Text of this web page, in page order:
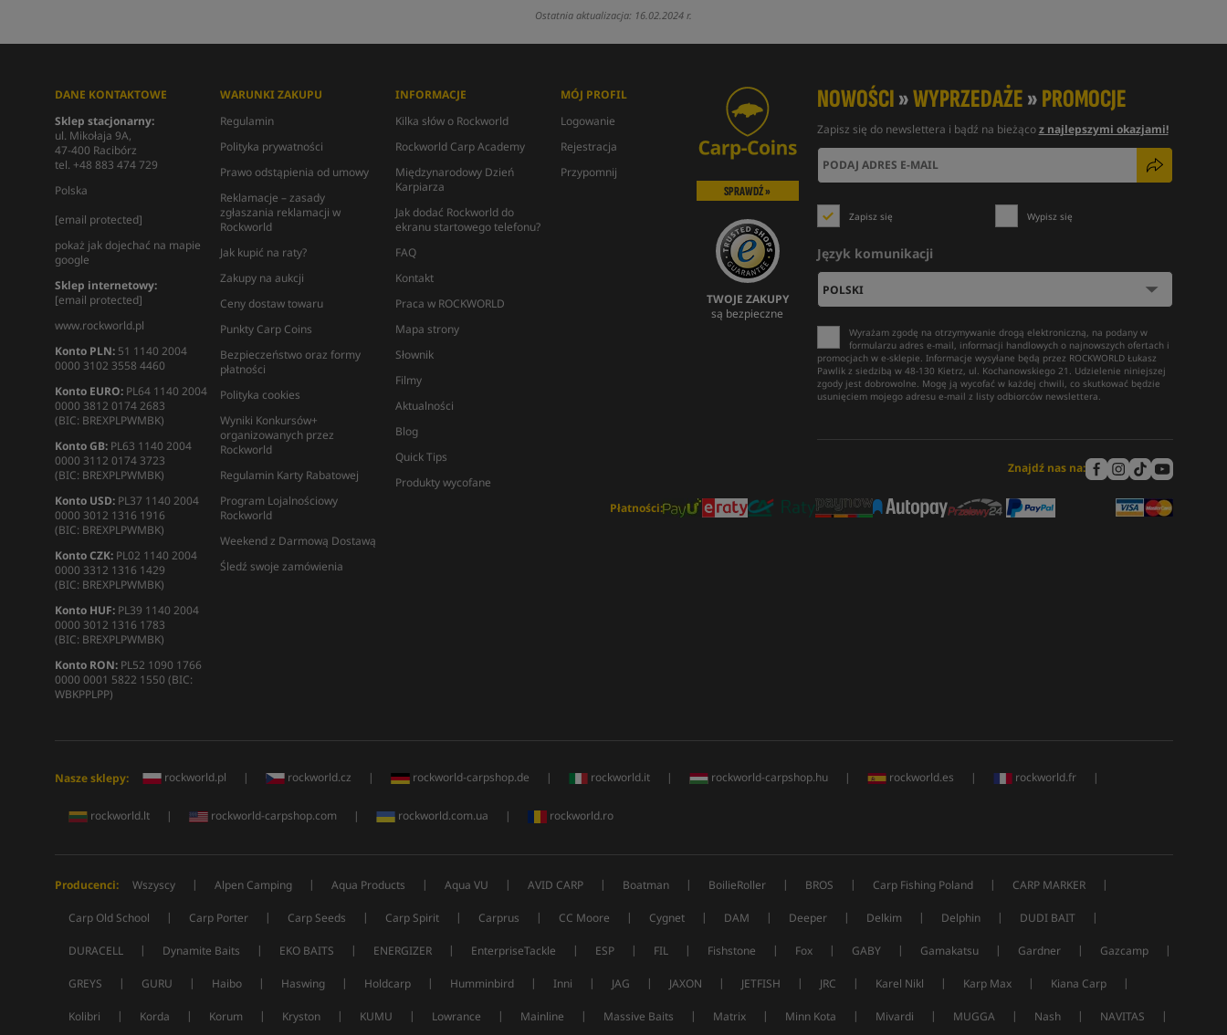
Ostatnia aktualizacja: 16.02.2024 r.
NOWOŚCI»WYPRZEDAŻE»PROMOCJE
Zapisz się do newslettera i bądź na bieżącoz najlepszymi okazjami!
Zapisz się Wypisz się
Język komunikacji
Wyrażam zgodę na otrzymywanie drogą elektroniczną, na podany w
formularzu adres e-mail, informacji handlowych o najnowszych ofertach i
promocjach w e-sklepie. Informacje wysyłane będą przez ROCKWORLD Łukasz
Pawlik z siedzibą w 48-130 Kietrz, ul. Kochanowskiego 21. Udzielenie niniejszej
zgody jest dobrowolne. Mogę ją wycofać w każdej chwili, co skutkować będzie
usunięciem mojego adresu e-mail z listy odbiorców newslettera.
Znajdź nas na:
Płatności:
DANE KONTAKTOWE
Sklep stacjonarny:
ul. Mikołaja 9A,
47-400 Racibórz
tel. +48 883 474 729
Polska
[email protected]
pokaż jak dojechać na mapie
google
Sklep internetowy:
[email protected]
www.rockworld.pl
Konto PLN:51 1140 2004
0000 3102 3558 4460
Konto EURO:PL64 1140 2004
0000 3812 0174 2683
(BIC: BREXPLPWMBK)
Konto GB:PL63 1140 2004
0000 3112 0174 3723
(BIC: BREXPLPWMBK)
Konto USD:PL37 1140 2004
0000 3012 1316 1916
(BIC: BREXPLPWMBK)
Konto CZK:PL02 1140 2004
0000 3312 1316 1429
(BIC: BREXPLPWMBK)
Konto HUF:PL39 1140 2004
0000 3012 1316 1783
(BIC: BREXPLPWMBK)
Konto RON:PL52 1090 1766
0000 0001 5822 1550 (BIC:
WBKPPLPP)
WARUNKI ZAKUPU
Regulamin
Polityka prywatności
Prawo odstąpienia od umowy
Reklamacje – zasady
zgłaszania reklamacji w
Rockworld
Jak kupić na raty?
Zakupy na aukcji
Ceny dostaw towaru
Punkty Carp Coins
Bezpieczeństwo oraz formy
płatności
Polityka cookies
Wyniki Konkursów+
organizowanych przez
Rockworld
Regulamin Karty Rabatowej
Program Lojalnościowy
Rockworld
Weekend z Darmową Dostawą
Śledź swoje zamówienia
INFORMACJE
Kilka słów o Rockworld
Rockworld Carp Academy
Międzynarodowy Dzień
Karpiarza
Jak dodać Rockworld do
ekranu startowego telefonu?
FAQ
Kontakt
Praca w ROCKWORLD
Mapa strony
Słownik
Filmy
Aktualności
Blog
Quick Tips
Produkty wycofane
MÓJ PROFIL
Logowanie
Rejestracja
Przypomnij
SPRAWDŹ »
TWOJE ZAKUPY
są bezpieczne
Nasze sklepy: rockworld.pl | rockworld.cz | rockworld-carpshop.de | rockworld.it | rockworld-carpshop.hu | rockworld.es | rockworld.fr |
rockworld.lt | rockworld-carpshop.com | rockworld.com.ua | rockworld.ro
Producenci: Wszyscy | Alpen Camping | Aqua Products | Aqua VU | AVID CARP | Boatman | BoilieRoller | BROS | Carp Fishing Poland | CARP MARKER |
Carp Old School | Carp Porter | Carp Seeds | Carp Spirit | Carprus | CC Moore | Cygnet | DAM | Deeper | Delkim | Delphin | DUDI BAIT |
DURACELL | Dynamite Baits | EKO BAITS | ENERGIZER | EnterpriseTackle | ESP | FIL | Fishstone | Fox | GABY | Gamakatsu | Gardner | Gazcamp |
GREYS | GURU | Haibo | Haswing | Holdcarp | Humminbird | Inni | JAG | JAXON | JETFISH | JRC | Karel Nikl | Karp Max | Kiana Carp |
Kolibri | Korda | Korum | Kryston | KUMU | Lowrance | Mainline | Massive Baits | Matrix | Minn Kota | Mivardi | MUGGA | Nash | NAVITAS |